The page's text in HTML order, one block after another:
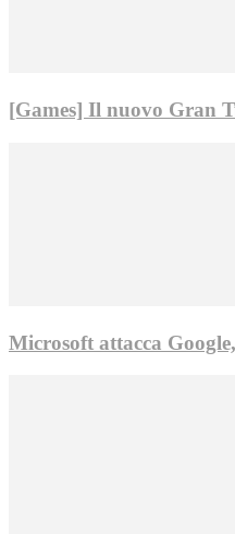
[Games] Il nuovo Gran
Microsoft attacca